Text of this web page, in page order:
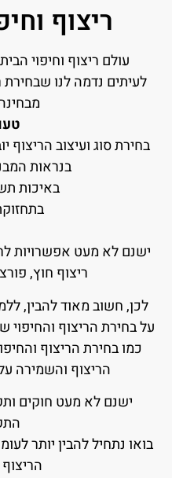
ריצוף
עולם ריצוף וחיפוי
לעיתים נדמה לנו
בחירת סוג ועיצוב הריצוף
בנראות
באיכות
ישנם לא מעט אפשרויות
ריצוף חוץ,
לכן, חשוב מאוד להבין,
על בחירת הריצוף והחיפוי
כמו בחירת הריצוף
הריצוף והשמירה
ישנם לא מעט חוקים
בואו נתחיל להבין יותר